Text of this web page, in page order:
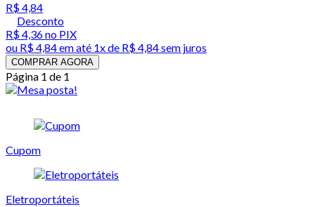
R$ 4,84
Desconto
R$ 4,36no PIX
ou R$ 4,84em até 1x de R$ 4,84sem juros
COMPRAR AGORA
Página 1 de 1
Cupom
Eletroportáteis